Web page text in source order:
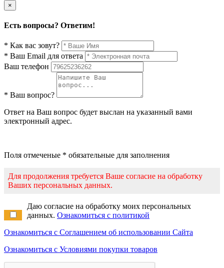
×
Есть вопросы? Ответим!
* Как вас зовут?
* Ваш Email для ответа
Ваш телефон
* Ваш вопрос?
Ответ на Ваш вопрос будет выслан на указанный вами
электронный адрес.
Поля отмеченые * обязательные для заполнения
Для продолжения требуется Ваше согласие на обработку
Ваших персональных данных.
Даю согласие на обработку моих персональных
данных. Ознакомиться с политикой
Ознакомиться с Соглашением об использовании Сайта
Ознакомиться с Условиями покупки товаров